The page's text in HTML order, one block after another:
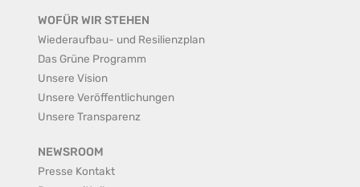
WOFÜR WIR STEHEN
Wiederaufbau- und Resilienzplan
Das Grüne Programm
Unsere Vision
Unsere Veröffentlichungen
Unsere Transparenz
NEWSROOM
Presse Kontakt